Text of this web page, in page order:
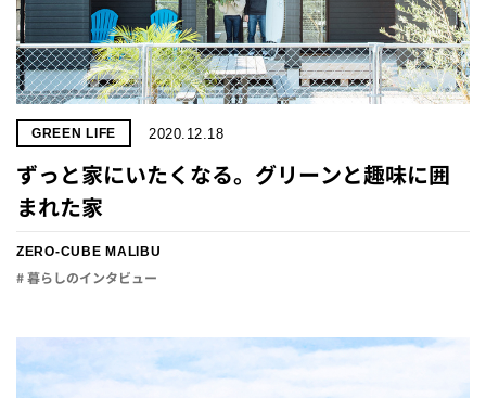
GREEN LIFE 2020.12.18
ずっと家にいたくなる。グリーンと趣味に囲
まれた家
ZERO-CUBE MALIBU
# 暮らしのインタビュー